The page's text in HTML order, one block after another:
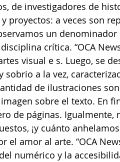
de investigadores de
proyectos: a veces son
un denominador
crítica. “OCA
visual e s. Luego, se
a la vez,
de ilustraciones
sobre el texto. En
de páginas. Igualmente,
¡y cuánto
amor al arte. “OCA
numérico y la